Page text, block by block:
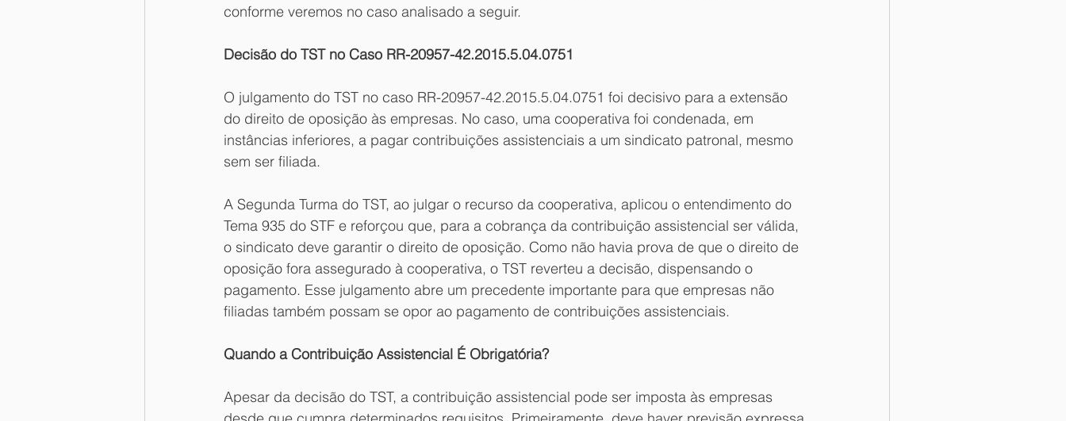
conforme veremos no caso analisado a seguir.
Decisão do TST no Caso RR-20957-42.2015.5.04.0751
O julgamento do TST no caso RR-20957-42.2015.5.04.0751 foi decisivo para a extensão
do direito de oposição às empresas. No caso, uma cooperativa foi condenada, em
instâncias inferiores, a pagar contribuições assistenciais a um sindicato patronal, mesmo
sem ser filiada.
A Segunda Turma do TST, ao julgar o recurso da cooperativa, aplicou o entendimento do
Tema 935 do STF e reforçou que, para a cobrança da contribuição assistencial ser válida,
o sindicato deve garantir o direito de oposição. Como não havia prova de que o direito de
oposição fora assegurado à cooperativa, o TST reverteu a decisão, dispensando o
pagamento. Esse julgamento abre um precedente importante para que empresas não
filiadas também possam se opor ao pagamento de contribuições assistenciais.
Quando a Contribuição Assistencial É Obrigatória?
Apesar da decisão do TST, a contribuição assistencial pode ser imposta às empresas